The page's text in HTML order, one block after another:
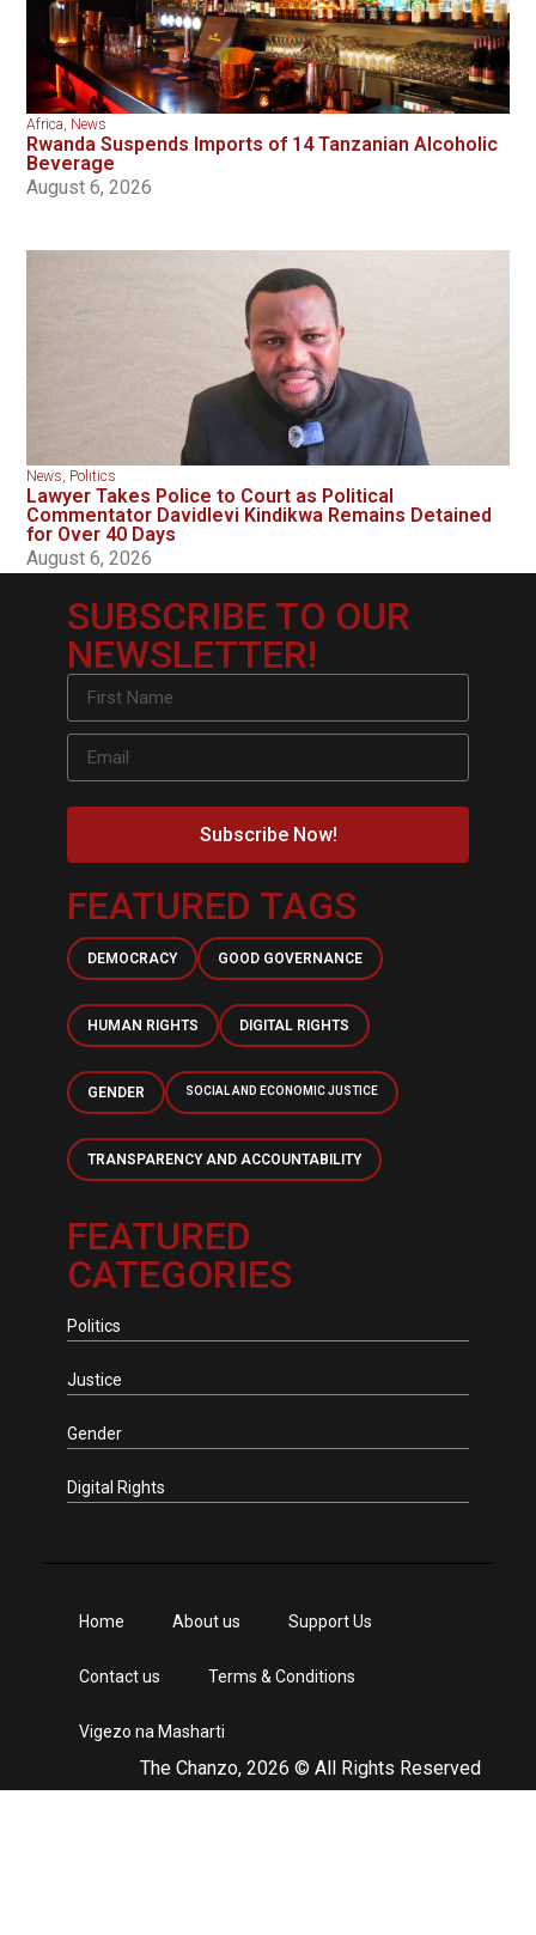
Africa, News
Rwanda Suspends Imports of 14 Tanzanian Alcoholic
Beverage
August 6, 2026
News, Politics
Lawyer Takes Police to Court as Political
Commentator Davidlevi Kindikwa Remains Detained
for Over 40 Days
August 6, 2026
SUBSCRIBE TO OUR
NEWSLETTER!
Subscribe Now!
FEATURED TAGS
DEMOCRACY GOOD GOVERNANCE
HUMAN RIGHTS DIGITAL RIGHTS
GENDER SOCIAL AND ECONOMIC JUSTICE
TRANSPARENCY AND ACCOUNTABILITY
FEATURED
CATEGORIES
Politics
Justice
Gender
Digital Rights
The Chanzo, 2026 © All Rights Reserved
Home About us Support Us
Contact us Terms & Conditions
Vigezo na Masharti